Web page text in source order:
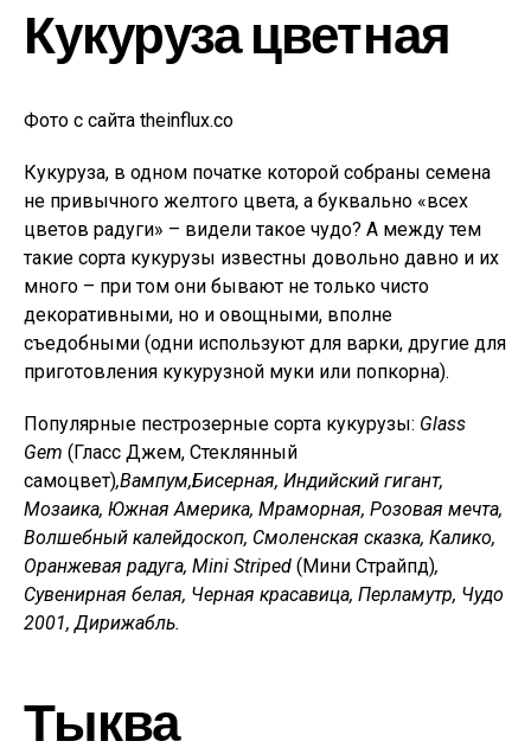
Кукуруза цветная
Фото с сайта theinflux.co
Кукуруза, в одном початке которой собраны семена
не привычного желтого цвета, а буквально «всех
цветов радуги» – видели такое чудо? А между тем
такие сорта кукурузы известны довольно давно и их
много – при том они бывают не только чисто
декоративными, но и овощными, вполне
съедобными (одни используют для варки, другие для
приготовления кукурузной муки или попкорна).
Популярные пестрозерные сорта кукурузы: Glass
Gem (Гласс Джем, Стеклянный
самоцвет),Вампум,Бисерная, Индийский гигант,
Мозаика, Южная Америка, Мраморная, Розовая мечта,
Волшебный калейдоскоп, Смоленская сказка, Калико,
Оранжевая радуга, Mini Striped (Мини Страйпд),
Сувенирная белая, Черная красавица, Перламутр, Чудо
2001, Дирижабль.
Тыква